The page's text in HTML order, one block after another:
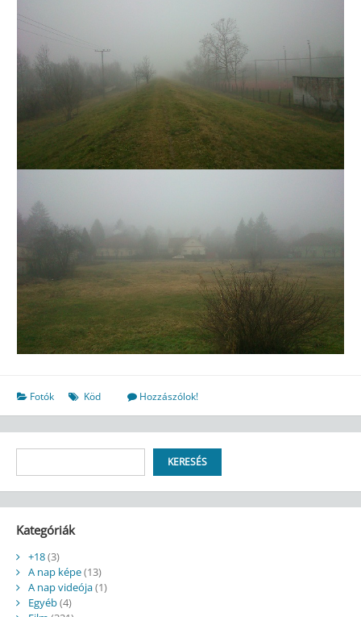
Fotók Köd Hozzászólok!
KERESÉS
Kategóriák
+18(3)
A nap képe(13)
A nap videója(1)
Egyéb(4)